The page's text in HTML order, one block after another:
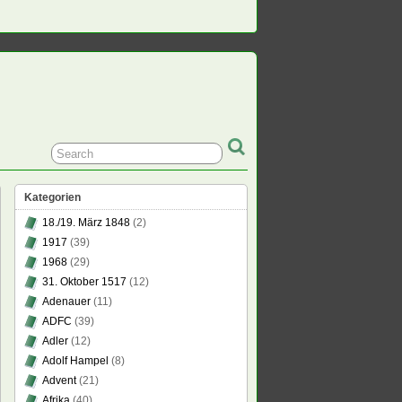
Kategorien
18./19. März 1848 (2)
1917 (39)
1968 (29)
31. Oktober 1517 (12)
Adenauer (11)
ADFC (39)
Adler (12)
Adolf Hampel (8)
Advent(21)